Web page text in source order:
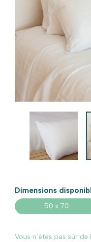
Jetés de lit
Linge de lit
Linge de lit neuf
Dimensions
50 x 70
Vous n’êtes pas sûr